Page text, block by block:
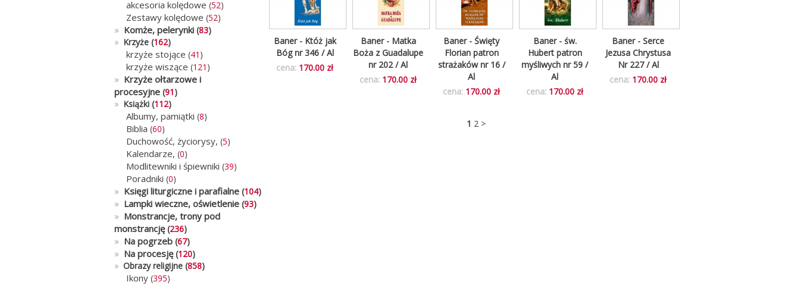
akcesoria kolędowe (52)
Zestawy kolędowe (52)
» Komże, pelerynki (83)
» Krzyże (162)
krzyże stojące (41 )
krzyże wiszące (121 )
» Krzyże ołtarzowe i
procesyjne (91)
» Książki (112)
Albumy, pamiątki (8)
Biblia (60)
Duchowość, życiorysy, (5)
Kalendarze, (0)
Modlitewniki i śpiewniki (39)
Poradniki (0)
» Księgi liturgiczne i parafialne (104)
» Lampki wieczne, oświetlenie (93)
» Monstrancje, trony pod
monstrancję(236)
» Na pogrzeb (67)
» Na procesję(120)
» Obrazy religijne (858)
Ikony (395)
Baner - Któż jak
Bóg nr 346 / Al
cena: 170.00 zł
Baner - Matka
Boża z Guadalupe
nr 202 / Al
cena: 170.00 zł
Baner - Święty
Florian patron
strażaków nr 16 /
Al
cena: 170.00 zł
Baner - św.
Hubert patron
myśliwych nr 59 /
Al
cena: 170.00 zł
Baner - Serce
Jezusa Chrystusa
Nr 227 / Al
cena: 170.00 zł
1 2 >